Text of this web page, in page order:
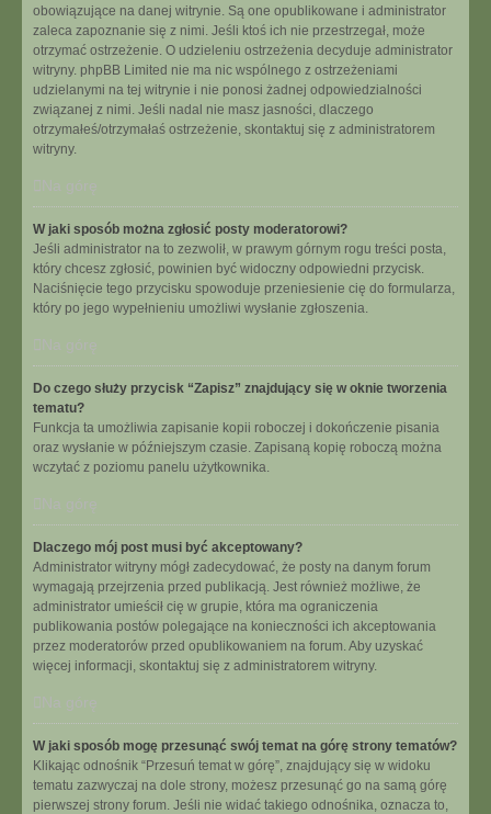
obowiązujące na danej witrynie. Są one opublikowane i administrator
zaleca zapoznanie się z nimi. Jeśli ktoś ich nie przestrzegał, może
otrzymać ostrzeżenie. O udzieleniu ostrzeżenia decyduje administrator
witryny. phpBB Limited nie ma nic wspólnego z ostrzeżeniami
udzielanymi na tej witrynie i nie ponosi żadnej odpowiedzialności
związanej z nimi. Jeśli nadal nie masz jasności, dlaczego
otrzymałeś/otrzymałaś ostrzeżenie, skontaktuj się z administratorem
witryny.
Na górę
W jaki sposób można zgłosić posty moderatorowi?
Jeśli administrator na to zezwolił, w prawym górnym rogu treści posta,
który chcesz zgłosić, powinien być widoczny odpowiedni przycisk.
Naciśnięcie tego przycisku spowoduje przeniesienie cię do formularza,
który po jego wypełnieniu umożliwi wysłanie zgłoszenia.
Na górę
Do czego służy przycisk “Zapisz” znajdujący się w oknie tworzenia
tematu?
Funkcja ta umożliwia zapisanie kopii roboczej i dokończenie pisania
oraz wysłanie w późniejszym czasie. Zapisaną kopię roboczą można
wczytać z poziomu panelu użytkownika.
Na górę
Dlaczego mój post musi być akceptowany?
Administrator witryny mógł zadecydować, że posty na danym forum
wymagają przejrzenia przed publikacją. Jest również możliwe, że
administrator umieścił cię w grupie, która ma ograniczenia
publikowania postów polegające na konieczności ich akceptowania
przez moderatorów przed opublikowaniem na forum. Aby uzyskać
więcej informacji, skontaktuj się z administratorem witryny.
Na górę
W jaki sposób mogę przesunąć swój temat na górę strony tematów?
Klikając odnośnik “Przesuń temat w górę”, znajdujący się w widoku
tematu zazwyczaj na dole strony, możesz przesunąć go na samą górę
pierwszej strony forum. Jeśli nie widać takiego odnośnika, oznacza to,